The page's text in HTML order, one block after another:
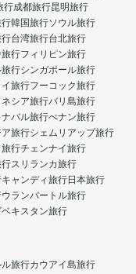
行成都旅行昆明旅行
韓国旅行ソウル旅行
行台湾旅行台北旅行
旅行フィリピン旅行
行シンガポール旅行
旅行フーコック旅行
シア旅行バリ島旅行
バル旅行ぺナン旅行
旅行シェムリアップ旅行
旅行チェンナイ旅行
行スリランカ旅行
キャンディ旅行日本旅行
ウランバートル旅行
ベキスタン旅行
旅行カウアイ島旅行